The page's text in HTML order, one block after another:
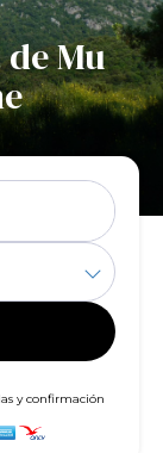
Mu
y confirmación